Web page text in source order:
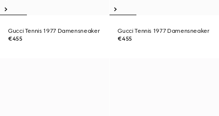
Gucci Tennis 1977 Damensneaker
€455
Gucci Tennis 1977 Damensneaker
€455